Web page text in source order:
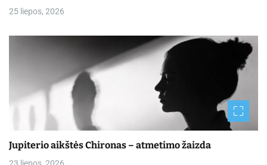
25 liepos, 2026
Jupiterio aikštės Chironas – atmetimo žaizda